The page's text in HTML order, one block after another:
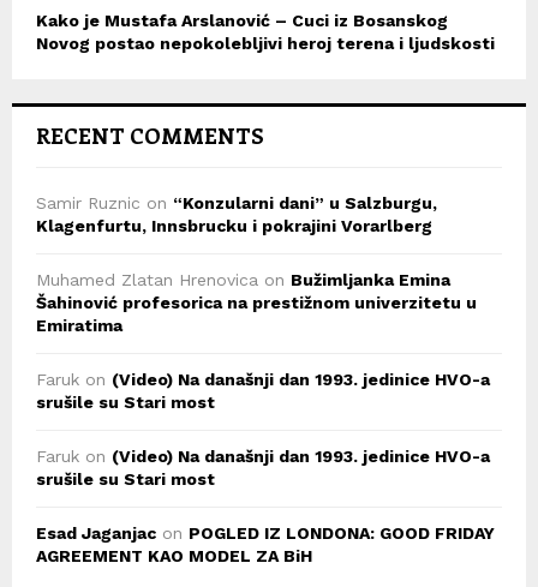
Kako je Mustafa Arslanović – Cuci iz Bosanskog
Novog postao nepokolebljivi heroj terena i ljudskosti
RECENT COMMENTS
Samir Ruznic on “Konzularni dani” u Salzburgu,
Klagenfurtu, Innsbrucku i pokrajini Vorarlberg
Muhamed Zlatan Hrenovica on Bužimljanka Emina
Šahinović profesorica na prestižnom univerzitetu u
Emiratima
Faruk on (Video) Na današnji dan 1993. jedinice HVO-a
srušile su Stari most
Faruk on (Video) Na današnji dan 1993. jedinice HVO-a
srušile su Stari most
Esad Jaganjac on POGLED IZ LONDONA: GOOD FRIDAY
AGREEMENT KAO MODEL ZA BiH